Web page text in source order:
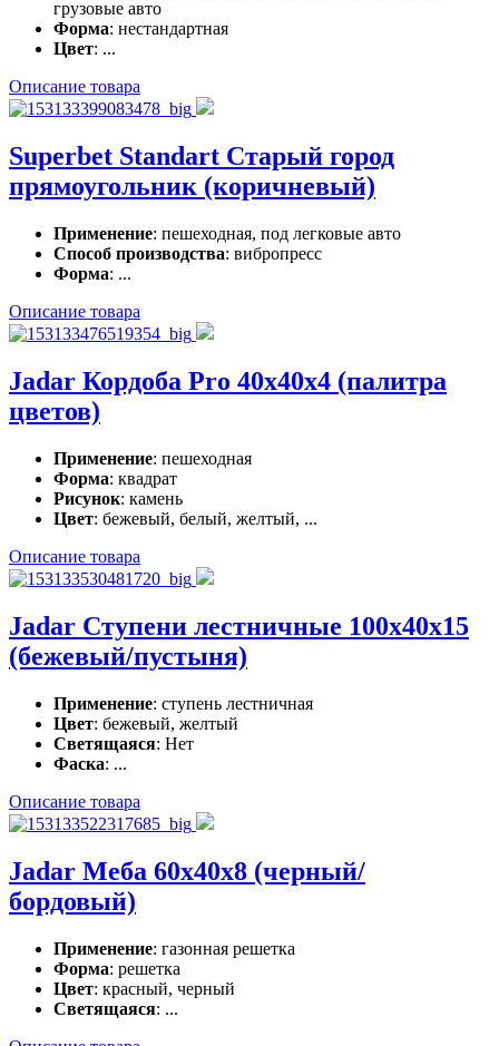
грузовые авто
Форма: нестандартная
Цвет: ...
Описание товара
Superbet Standart Старый город
прямоугольник (коричневый)
Применение: пешеходная, под легковые авто
Способ производства: вибропресс
Форма: ...
Описание товара
Jadar Кордоба Pro 40x40x4 (палитра
цветов)
Применение: пешеходная
Форма: квадрат
Рисунок: камень
Цвет: бежевый, белый, желтый, ...
Описание товара
Jadar Ступени лестничные 100x40x15
(бежевый/пустыня)
Применение: ступень лестничная
Цвет: бежевый, желтый
Светящаяся: Нет
Фаска: ...
Описание товара
Jadar Меба 60x40x8 (черный/
бордовый)
Применение: газонная решетка
Форма: решетка
Цвет: красный, черный
Светящаяся: ...